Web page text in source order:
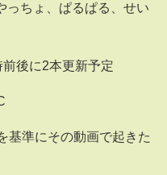
ょ、ぱるぱる、せい
後に2本更新予定
準にその動画で起きた